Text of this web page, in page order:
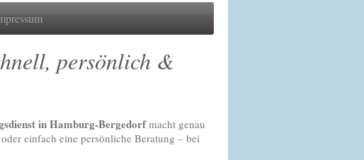
persönlich &
in Hamburg-Bergedorfmacht genau
oder einfach eine persönliche Beratung – bei